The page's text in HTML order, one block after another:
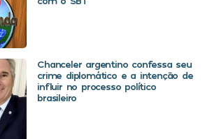
Chanceler argentino confessa seu
crime diplomático e a intenção de
influir no processo político
brasileiro